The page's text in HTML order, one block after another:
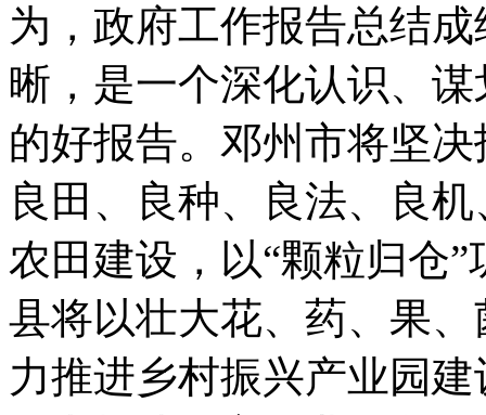
为，政府工作报告总结
晰，是一个深化认识、
的好报告。邓州市将坚
良田、良种、良法、良
农田建设，以“颗粒归仓
县将以壮大花、药、果
力推进乡村振兴产业园